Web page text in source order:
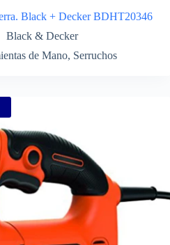
Black + Decker BDHT20346
Black & Decker
de Mano, Serruchos